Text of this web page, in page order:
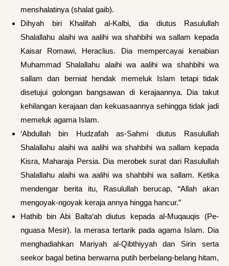
menshalatinya (shalat gaib).
Dihyah biri Khalifah al-Kalbi, dia diutus Rasulullah
Shalallahu alaihi wa aalihi wa shahbihi wa sallam kepada
Kaisar Romawi, Heraclius. Dia mempercayai ke­nabian
Muhammad Shalallahu alaihi wa aalihi wa shahbihi wa
sallam dan berniat hendak memeluk Islam tetapi tidak
disetujui golongan bangsawan di kerajaannya. Dia takut
kehilangan kerajaan dan kekua­saannya sehingga tidak jadi
memeluk agama Islam.
‘Abdullah bin Hudzafah as-Sahmi diutus Rasulullah
Shalallahu alaihi wa aalihi wa shahbihi wa sallam kepada
Kisra, Maharaja Persia. Dia merobek surat dari Rasulullah
Shalallahu alaihi wa aalihi wa shahbihi wa sallam. Ketika
mendengar berita itu, Ra­sulullah berucap, “Allah akan
mengoyak-ngoyak keraja annya hingga hancur.”
Hathib bin Abi Balta‘ah diutus kepada al-Muqauqis (Pe­
nguasa Mesir). Ia merasa tertarik pada agama Islam. Dia
menghadiahkan Mariyah al-Qibthiyyah dan Sirin serta
seekor bagal betina berwarna putih berbelang-be­lang hitam,